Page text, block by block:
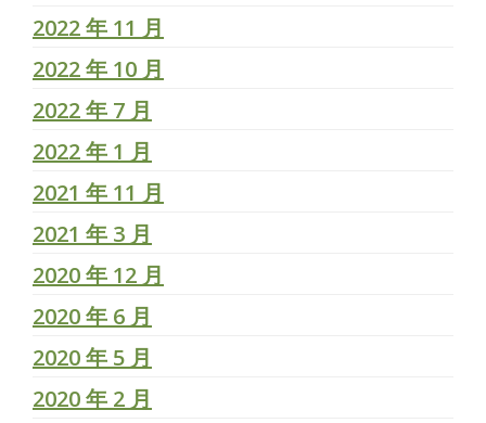
2022 年 11 月
2022 年 10 月
2022 年 7 月
2022 年 1 月
2021 年 11 月
2021 年 3 月
2020 年 12 月
2020 年 6 月
2020 年 5 月
2020 年 2 月